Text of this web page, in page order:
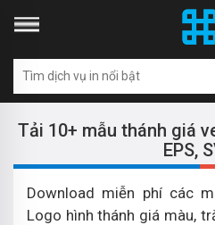
Tải 10+ mẫu thánh giá
EPS,
Download miễn phí các
Logo hình thánh giá màu,